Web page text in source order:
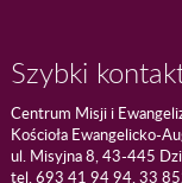
Szybki
Centrum Misji i
Kościoła Ewangelicko-
ul. Misyjna 8, 43-445
tel. 693 41 94 94, 33